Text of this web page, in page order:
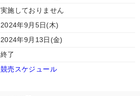
実施しておりません
2024年9月5日(木)
2024年9月13日(金)
終了
競売スケジュール